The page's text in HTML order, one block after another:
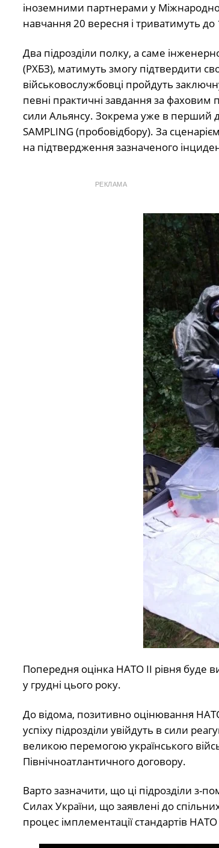
іноземними партнерами у
навчання 20 вересня і триватимуть
Два підрозділи полку, а саме
(РХБЗ), матимуть змогу підтвердити
військовослужбовці пройдуть
певні практичні завдання за фаховим
сили Альянсу. Зокрема уже в перший
SAMPLING (пробовідбору). За
на підтвердження зазначеного
РЕКЛАМА
Попередня оцінка НАТО ІІ рівня буде
у грудні цього року.
До відома, позитивно оцінювання
успіху підрозділи увійдуть в сили
великою перемогою українського
Північноатлантичного договору.
Варто зазначити, що ці підрозділи з-
Силах України, що заявлені до
процес імплементації стандартів